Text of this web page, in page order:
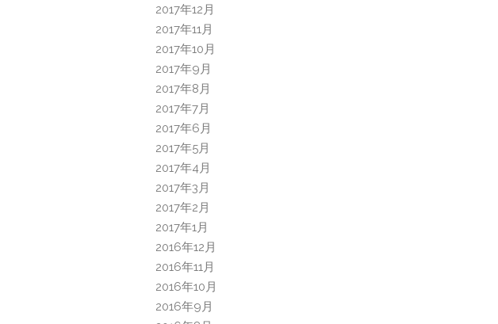
2017年12月
2017年11月
2017年10月
2017年9月
2017年8月
2017年7月
2017年6月
2017年5月
2017年4月
2017年3月
2017年2月
2017年1月
2016年12月
2016年11月
2016年10月
2016年9月